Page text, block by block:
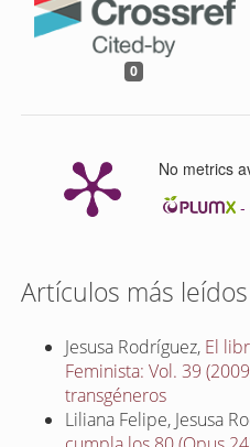
0
No metrics
-
Artículos más
Jesusa Rodríguez, El
Feminista: Vol. 39
transgéneros
Liliana Felipe, Jesusa